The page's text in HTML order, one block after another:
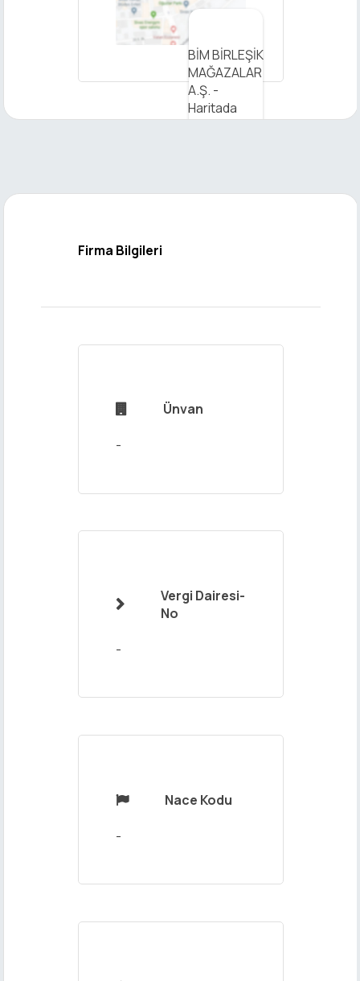
BİM BİRLEŞİK
MAĞAZALAR
A.Ş. -
Haritada
Firma Bilgileri
 Ünvan

Vergi Dairesi-
No
-
 Nace Kodu
Mesaj
Gönder
×
Adınız ve